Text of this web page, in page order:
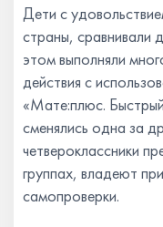
Дети с
страны, сравнивали
этом выполняли
действия с
«Мате:плюс.
сменялись одна за
четвероклассники
группах, владеют
самопроверки.